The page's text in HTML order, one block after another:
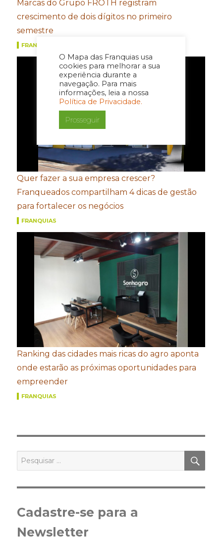
O Mapa das Franquias usa
cookies para melhorar a sua
experiência durante a
navegação. Para mais
informações, leia a nossa
Política de Privacidade.
Prosseguir
Marcas do Grupo FROTH registram
crescimento de dois dígitos no primeiro
semestre
FRANQUIAS
Quer fazer a sua empresa crescer?
Franqueados compartilham 4 dicas de gestão
para fortalecer os negócios
FRANQUIAS
Ranking das cidades mais ricas do agro aponta
onde estarão as próximas oportunidades para
empreender
FRANQUIAS
por:
Cadastre-se para a
Newsletter